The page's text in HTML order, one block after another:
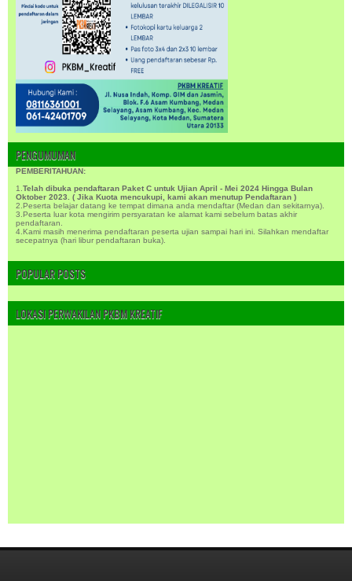
PENGUMUMAN
PEMBERITAHUAN:
1.Telah dibuka pendaftaran Paket C untuk Ujian April - Mei 2024 Hingga Bulan
Oktober 2023. ( Jika Kuota mencukupi, kami akan menutup Pendaftaran )
2.Peserta belajar datang ke tempat dimana anda mendaftar (Medan dan sekitarnya).
3.Peserta luar kota mengirim persyaratan ke alamat kami sebelum batas akhir
pendaftaran.
4.Kami masih menerima pendaftaran peserta ujian sampai hari ini. Silahkan mendaftar
secepatnya (hari libur pendaftaran buka).
POPULAR POSTS
LOKASI PERWAKILAN PKBM KREATIF